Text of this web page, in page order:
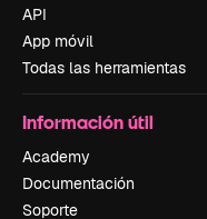
API
App móvil
Todas las herramientas
Información útil
Academy
Documentación
Soporte